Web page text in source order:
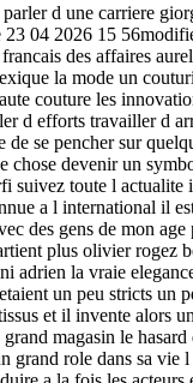
d une carriere
23 04 2026 15
des affaires
la mode un
couture les
d efforts travailler d
de se pencher sur
chose devenir un
suivez toute l
a l international il
des gens de mon
plus olivier rogez
adrien la vraie
un peu stricts un
et il invente alors
magasin le
grand role dans sa vie